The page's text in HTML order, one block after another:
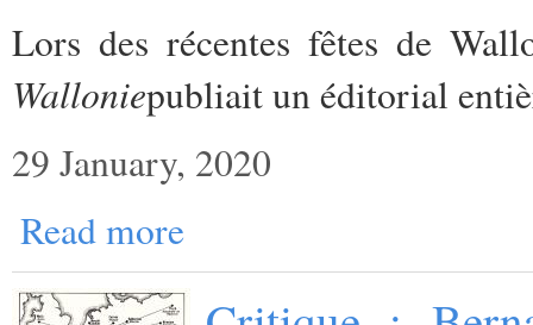
Lors des récentes fêtes de
Walloniepubliait un éditorial
29 January, 2020
Read more